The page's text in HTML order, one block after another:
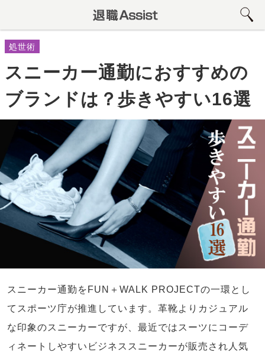
処世術
スニーカー通勤におすすめの
ブランドは？歩きやすい16選
スニーカー通勤をFUN＋WALK PROJECTの一環とし
てスポーツ庁が推進しています。革靴よりカジュアル
な印象のスニーカーですが、最近ではスーツにコーデ
ィネートしやすいビジネススニーカーが販売され人気